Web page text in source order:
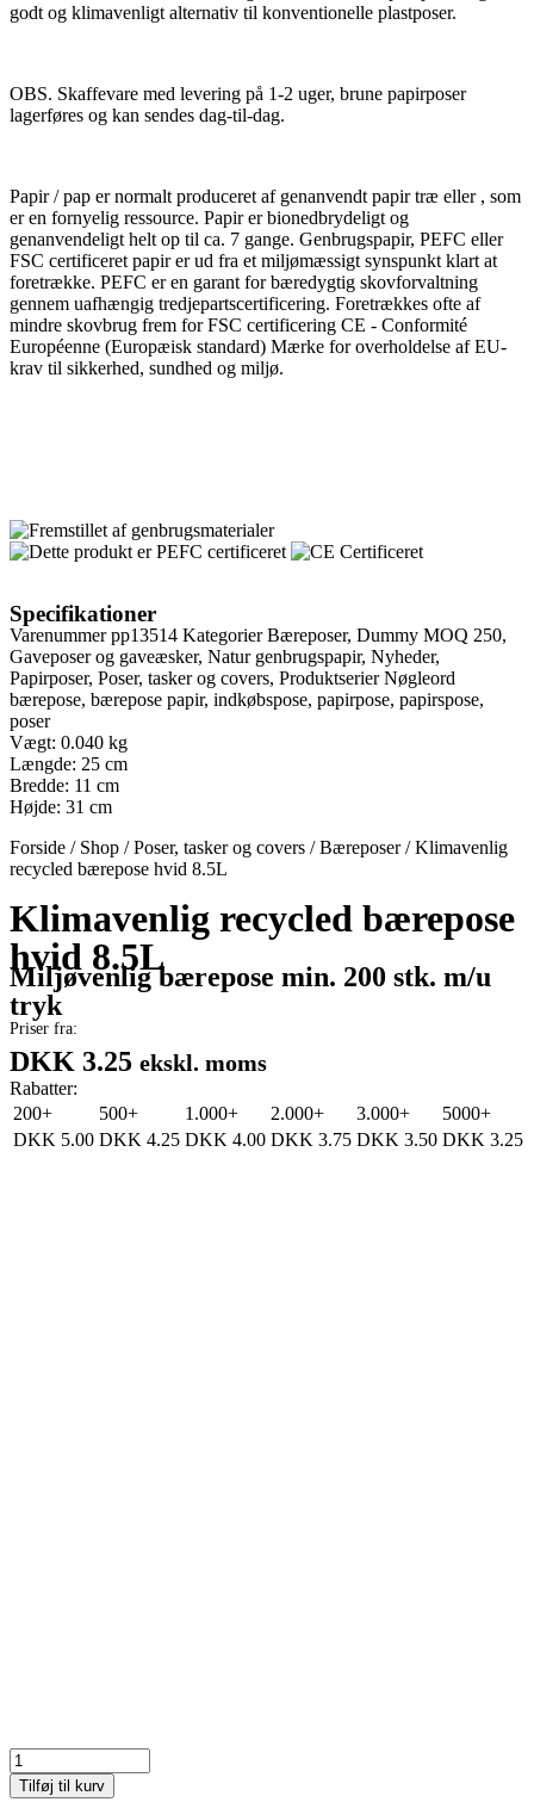
godt og klimavenligt alternativ til konventionelle plastposer.
OBS. Skaffevare med levering på 1-2 uger, brune papirposer
lagerføres og kan sendes dag-til-dag.
Papir / pap er normalt produceret af genanvendt papir træ eller , som
er en fornyelig ressource. Papir er bionedbrydeligt og
genanvendeligt helt op til ca. 7 gange. Genbrugspapir, PEFC eller
FSC certificeret papir er ud fra et miljømæssigt synspunkt klart at
foretrække. PEFC er en garant for bæredygtig skovforvaltning
gennem uafhængig tredjepartscertificering. Foretrækkes ofte af
mindre skovbrug frem for FSC certificering CE - Conformité
Européenne (Europæisk standard) Mærke for overholdelse af EU-
krav til sikkerhed, sundhed og miljø.
Specifikationer
Varenummerpp13514 Kategorier Bæreposer, Dummy MOQ 250,
Gaveposer og gaveæsker, Natur genbrugspapir, Nyheder,
Papirposer, Poser, tasker og covers, Produktserier Nøgleord
bærepose, bærepose papir, indkøbspose, papirpose, papirspose,
poser
Vægt: 0.040 kg
Længde: 25 cm
Bredde: 11 cm
Højde: 31 cm
Forside / Shop /Poser, tasker og covers /Bæreposer/Klimavenlig
recycled bærepose hvid 8.5L
Klimavenlig recycled bærepose
hvid 8.5L
Miljøvenlig bærepose min. 200 stk. m/u
tryk
Priser fra:
DKK 3.25 ekskl. moms
Rabatter:
200+
500+ 1.000+ 2.000+ 3.000+
5000+
DKK 5.00 DKK 4.25 DKK 4.00 DKK 3.75 DKK 3.50 DKK 3.25
Klimavenlig
recycled
Tilføj til kurv